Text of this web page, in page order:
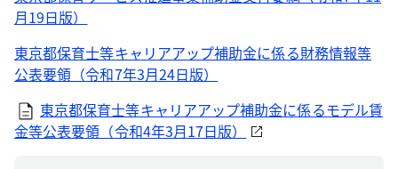
月19日版）
東京都保育士等キャリアアップ補助金に係る財務情報等
公表要領（令和7年3月24日版）
東京都保育士等キャリアアップ補助金に係るモデル賃
金等公表要領（令和4年3月17日版）